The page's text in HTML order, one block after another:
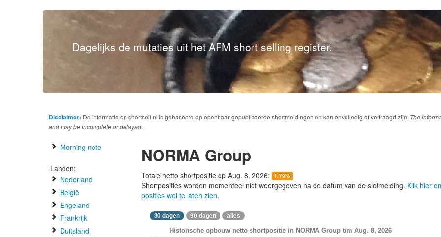
Dagelijks de mutaties uit het AFM short selling register.
Disclaimer: De informatie op shortsell.nl is gebaseerd op openbaar gepubliceerde shortmeldingen en kan onvolledig of vertraagd zijn. The
and may be incomplete or delayed.
Morning note
Landen:
Nederland
België
Engeland
Frankrijk
Duitsland
NORMA Group
Totale netto shortpositie op Aug. 8, 2026: 1.79%
Shortposities worden momenteel niet weergegeven na de datum van de slotmelding. Klik hier
posities wel te laten zien.
30 dagen 90 dagen alles
Historische opbouw netto shortpositie in NORMA Group t/m Aug. 8, 2026